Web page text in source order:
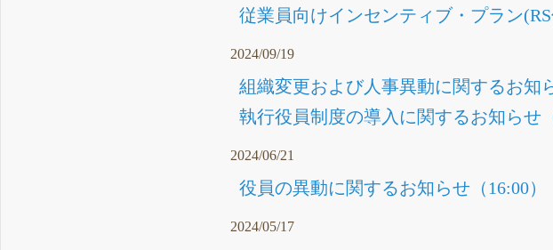
従業員向けインセンティブ・プラン
2024/09/19
組織変更および人事異動に関するお知
執行役員制度の導入に関するお知らせ（
2024/06/21
役員の異動に関するお知らせ（16:00）
2024/05/17